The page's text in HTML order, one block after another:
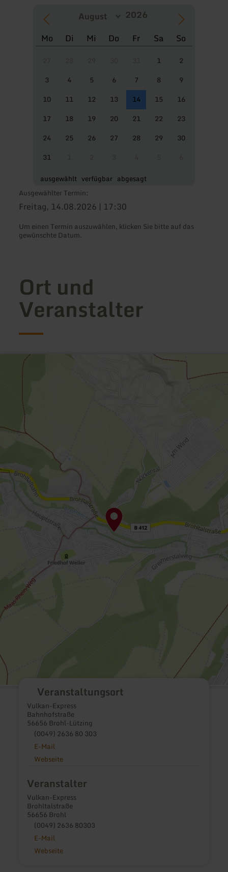
Mo Di Mi Do Fr Sa So
1
2
3
4 5 6 7 8
9
10
11 12 13 14 15
16
17
18 19 20 21 22
23
24
25 26 27 28 29
30
31
ausgewählt verfügbar abgesagt
Ausgewählter Termin:
Freitag, 14.08.2026 | 17:30
Um einen Termin auszuwählen, klicken Sie bitte auf das
gewünschte Datum.
Ort und
Veranstalter
Veranstaltungsort
Vulkan-Express
Bahnhofstraße
56656 Brohl-Lützing
(0049) 2636 80 303
E-Mail
Webseite
Veranstalter
Vulkan-Express
Brohltalstraße
56656 Brohl
(0049) 2636 80303
E-Mail
Webseite